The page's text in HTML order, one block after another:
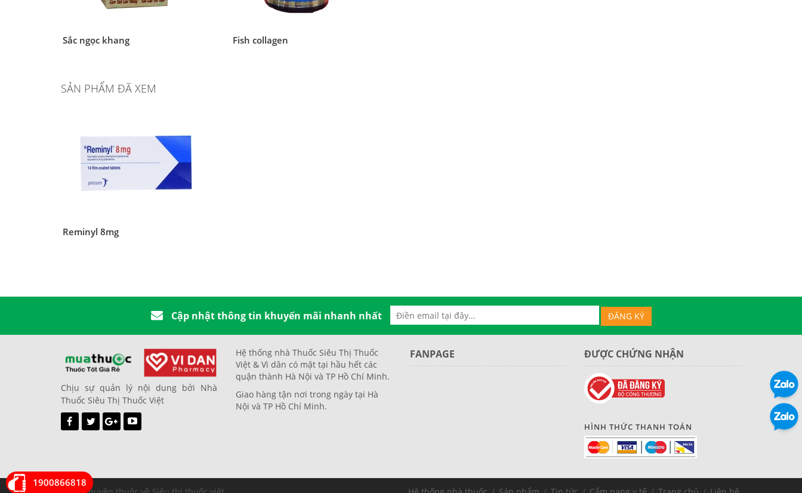
Sắc ngọc khang Fish collagen
SẢN PHẨM ĐÃ XEM
Reminyl 8mg
1900866818
Cập nhật thông tin khuyến mãi nhanh nhất
Chịu sự quản lý nội dung bởi Nhà
Thuốc Siêu Thị Thuốc Việt
Hệ thống nhà Thuốc Siêu Thị Thuốc
Việt & Vì dân có mặt tại hầu hết các
quận thành Hà Nội và TP Hồ Chí Minh.
Giao hàng tận nơi trong ngày tại Hà
Nội và TP Hồ Chí Minh.
FANPAGE ĐƯỢC CHỨNG NHẬN
HÌNH THỨC THANH TOÁN